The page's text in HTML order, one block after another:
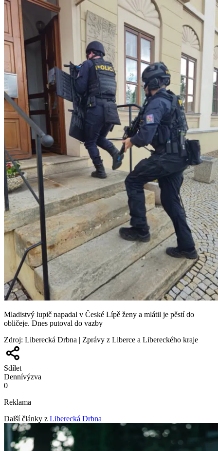
Mladistvý lupič napadal v České Lípě ženy a mlátil je pěstí do
obličeje. Dnes putoval do vazby
Zdroj: Liberecká Drbna | Zprávy z Liberce a Libereckého kraje
Sdílet
Dennívýzva
0
Reklama
Další články z Liberecká Drbna